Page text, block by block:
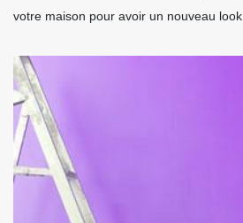
votre maison pour avoir un nouveau look.